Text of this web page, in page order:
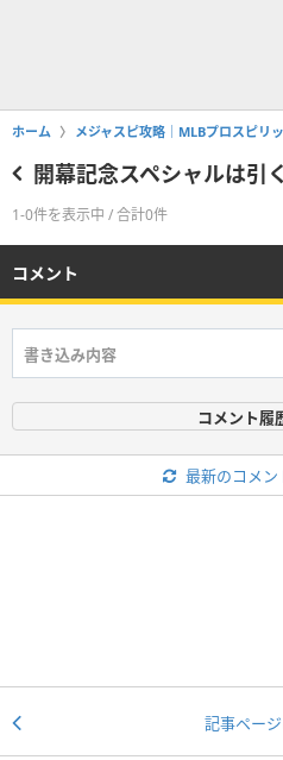
ホーム メジャスピ攻略｜MLBプロスピリ
開幕記念スペシャルは引
1-0件を表示中 / 合計0件
コメント
コメント履
最新のコメ
記事ペー